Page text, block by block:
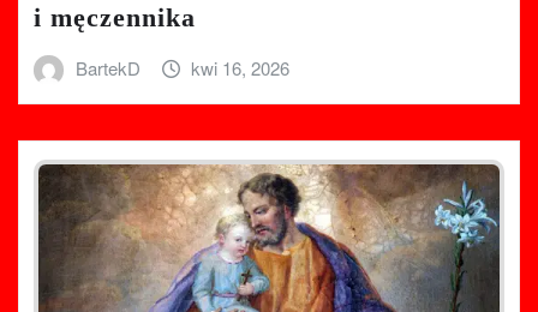
i męczennika
BartekD kwi 16, 2026